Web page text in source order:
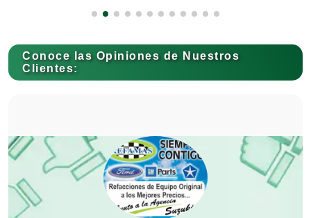
Carpinterías
Centros Comerciales
Conoce las Opiniones de Nuestros
Clientes: